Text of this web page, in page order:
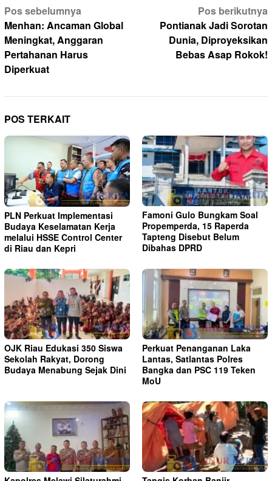
Navigasi
pos
Pos sebelumnya
Menhan: Ancaman Global
Meningkat, Anggaran
Pertahanan Harus
Diperkuat
Pos berikutnya
Pontianak Jadi Sorotan
Dunia, Diproyeksikan
Bebas Asap Rokok!
POS TERKAIT
PLN Perkuat Implementasi
Budaya Keselamatan Kerja
melalui HSSE Control Center
di Riau dan Kepri
Famoni Gulo Bungkam Soal
Propemperda, 15 Raperda
Tapteng Disebut Belum
Dibahas DPRD
OJK Riau Edukasi 350 Siswa
Sekolah Rakyat, Dorong
Budaya Menabung Sejak Dini
Perkuat Penanganan Laka
Lantas, Satlantas Polres
Bangka dan PSC 119 Teken
MoU